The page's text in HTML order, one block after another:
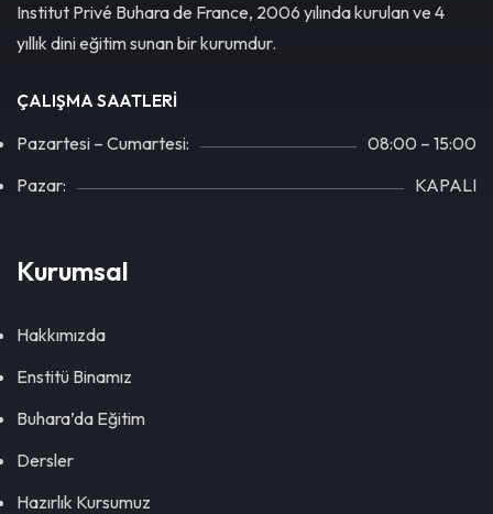
Institut Privé Buhara de France, 2006 yılında kurulan ve 4
yıllık dini eğitim sunan bir kurumdur.
ÇALIŞMA SAATLERİ
Pazartesi – Cumartesi:
08:00 – 15:00
Pazar:
KAPALI
Kurumsal
Hakkımızda
Enstitü Binamız
Buhara’da Eğitim
Dersler
Hazırlık Kursumuz